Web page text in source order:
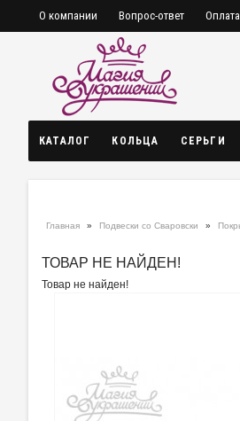
О компании Вопрос-ответ Оплата
КАТАЛОГ КОЛЬЦА СЕРЬГИ
Главная » Подвески со Сваровски »
ТОВАР НЕ НАЙДЕН!
Товар не найден!